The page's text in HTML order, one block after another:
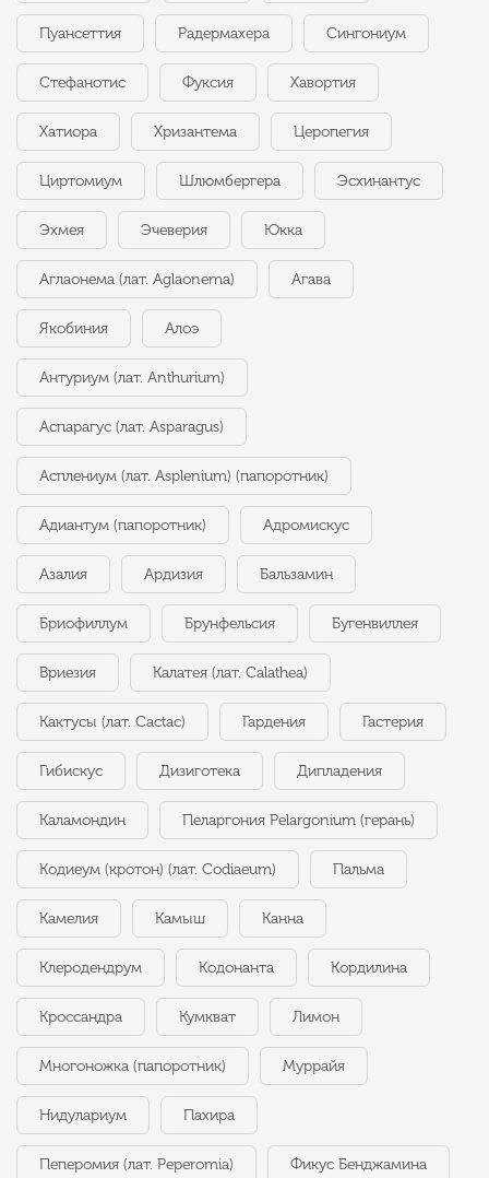
Пуансеттия Радермахера Сингониум
Стефанотис Фуксия Хавортия
Хатиора Хризантема Церопегия
Циртомиум Шлюмбергера Эсхинантус
Эхмея Эчеверия Юкка
Аглаонема (лат. Aglaonema) Агава
Якобиния Алоэ
Антуриум (лат. Anthurium)
Аспарагус (лат. Asparagus)
Асплениум (лат. Asplenium) (папоротник)
Адиантум (папоротник) Адромискус
Азалия Ардизия Бальзамин
Бриофиллум Брунфельсия Бугенвиллея
Вриезия Калатея (лат. Calathea)
Кактусы (лат. Cactac) Гардения Гастерия
Гибискус Дизиготека Дипладения
Каламондин Пеларгония Pelargonium (герань)
Кодиеум (кротон) (лат. Codiaeum) Пальма
Камелия Камыш Канна
Клеродендрум Кодонанта Кордилина
Кроссандра Кумкват Лимон
Многоножка (папоротник) Муррайя
Нидулариум Пахира
Пеперомия (лат. Peperomia) Фикус Бенджамина